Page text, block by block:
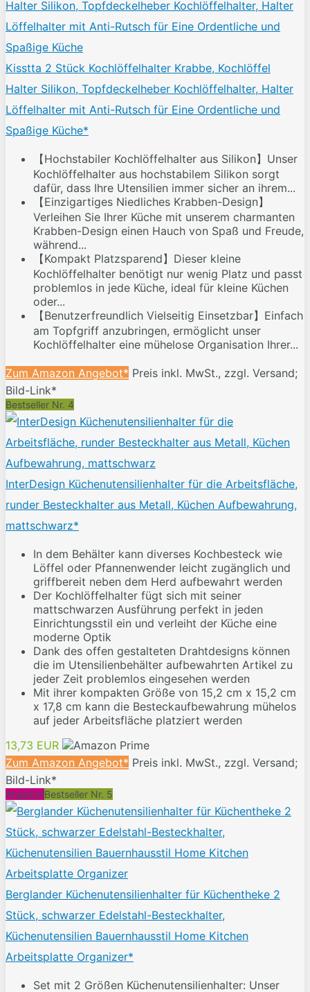
Kisstta 2 Stück Kochlöffelhalter Krabbe, Kochlöffel
Halter Silikon, Topfdeckelheber Kochlöffelhalter, Halter
Löffelhalter mit Anti-Rutsch für Eine Ordentliche und
Spaßige Küche*
【Hochstabiler Kochlöffelhalter aus Silikon】Unser
Kochlöffelhalter aus hochstabilem Silikon sorgt
dafür, dass Ihre Utensilien immer sicher an ihrem...
【Einzigartiges Niedliches Krabben-Design】
Verleihen Sie Ihrer Küche mit unserem charmanten
Krabben-Design einen Hauch von Spaß und Freude,
während...
【Kompakt Platzsparend】Dieser kleine
Kochlöffelhalter benötigt nur wenig Platz und passt
problemlos in jede Küche, ideal für kleine Küchen
oder...
【Benutzerfreundlich Vielseitig Einsetzbar】Einfach
am Topfgriff anzubringen, ermöglicht unser
Kochlöffelhalter eine mühelose Organisation Ihrer...
Zum Amazon Angebot* Preis inkl. MwSt., zzgl. Versand;
Bild-Link*
Bestseller Nr. 4
InterDesign Küchenutensilienhalter für die Arbeitsfläche,
runder Besteckhalter aus Metall, Küchen Aufbewahrung,
mattschwarz*
In dem Behälter kann diverses Kochbesteck wie
Löffel oder Pfannenwender leicht zugänglich und
griffbereit neben dem Herd aufbewahrt werden
Der Kochlöffelhalter fügt sich mit seiner
mattschwarzen Ausführung perfekt in jeden
Einrichtungsstil ein und verleiht der Küche eine
moderne Optik
Dank des offen gestalteten Drahtdesigns können
die im Utensilienbehälter aufbewahrten Artikel zu
jeder Zeit problemlos eingesehen werden
Mit ihrer kompakten Größe von 15,2 cm x 15,2 cm
x 17,8 cm kann die Besteckaufbewahrung mühelos
auf jeder Arbeitsfläche platziert werden
13,73 EUR
Zum Amazon Angebot* Preis inkl. MwSt., zzgl. Versand;
Bild-Link*
AngebotBestseller Nr. 5
Berglander Küchenutensilienhalter für Küchentheke 2
Stück, schwarzer Edelstahl-Besteckhalter,
Küchenutensilien Bauernhausstil Home Kitchen
Arbeitsplatte Organizer*
Set mit 2 Größen Küchenutensilienhalter: Unser